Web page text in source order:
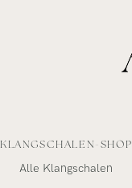
KLANGSCHALEN-SHOP
Alle Klangschalen